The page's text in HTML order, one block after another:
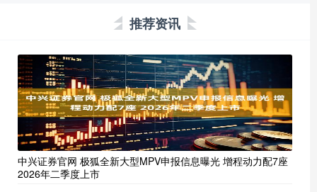
推荐资讯
中兴证券官网 极狐全新大型MPV申报信息曝光 增程动力配7座
2026年二季度上市